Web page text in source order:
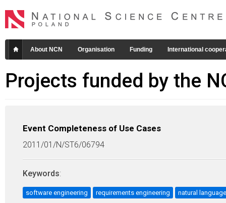
About NCN Organisation Funding International
Projects funded by the
Event Completeness of Use Cases
2011/01/N/ST6/06794
Keywords:
software engineering requirements engineering natural